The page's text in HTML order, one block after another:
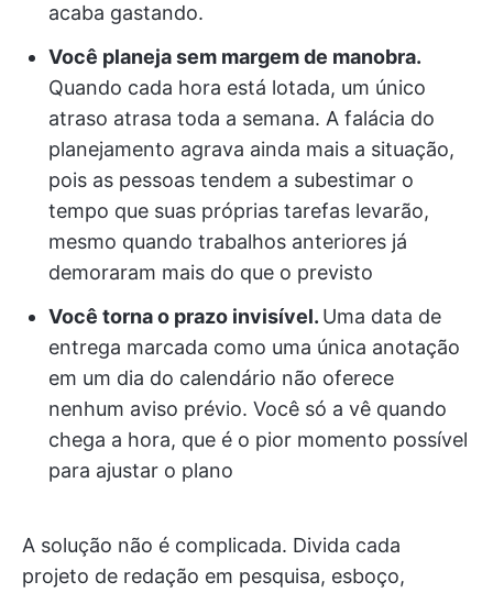
acaba gastando.
Você planeja sem margem de manobra.
Quando cada hora está lotada, um único
atraso atrasa toda a semana. A falácia do
planejamento agrava ainda mais a situação,
pois as pessoas tendem a subestimar o
tempo que suas próprias tarefas levarão,
mesmo quando trabalhos anteriores já
demoraram mais do que o previsto
Você torna o prazo invisível. Uma data de
entrega marcada como uma única anotação
em um dia do calendário não oferece
nenhum aviso prévio. Você só a vê quando
chega a hora, que é o pior momento possível
para ajustar o plano
A solução não é complicada. Divida cada
projeto de redação em pesquisa, esboço,